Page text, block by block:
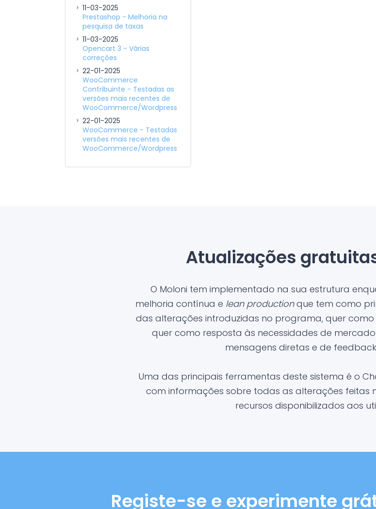
11-03-2025
Prestashop - Melhoria na
pesquisa de taxas
11-03-2025
Opencart 3 - Várias
correções
22-01-2025
WooCommerce
Contribuinte - Testadas as
versões mais recentes de
WooCommerce/Wordpress
22-01-2025
WooCommerce - Testadas
versões mais recentes de
WooCommerce/Wordpress
Atualizações
O Moloni tem implementado na sua estrutura
melhoria contínua e lean productionque tem como
das alterações introduzidas no programa, quer
quer como resposta às necessidades de
mensagens diretas e de
Uma das principais ferramentas deste sistema é o
com informações sobre todas as alterações
recursos disponibilizados aos
Registe-se e experimente